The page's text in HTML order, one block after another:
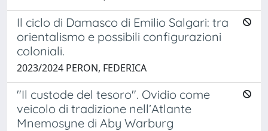
Il ciclo di Damasco di Emilio Salgari: tra
orientalismo e possibili configurazioni
coloniali.
2023/2024 PERON, FEDERICA
"Il custode del tesoro". Ovidio come
veicolo di tradizione nell’Atlante
Mnemosyne di Aby Warburg